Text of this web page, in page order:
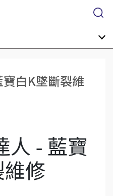
白K墜斷裂維
人 - 藍寶
維修